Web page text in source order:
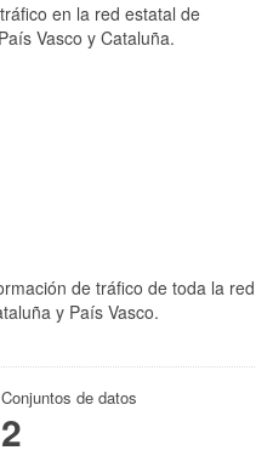
en la red estatal de
Vasco y Cataluña.
de tráfico de toda la red
y País Vasco.
Conjuntos de datos
2